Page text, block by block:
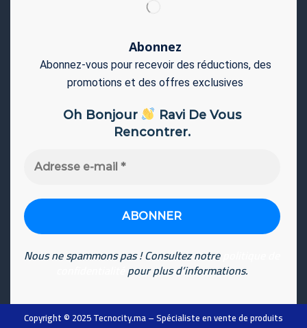
Abonnez
Abonnez-vous pour recevoir des réductions, des
promotions et des offres exclusives
Oh Bonjour
Ravi De Vous
Rencontrer.
Nous ne spammons pas ! Consultez notre
pour plus d’informations.
Copyright © 2025Tecnocity.ma– Spécialiste en vente de produits